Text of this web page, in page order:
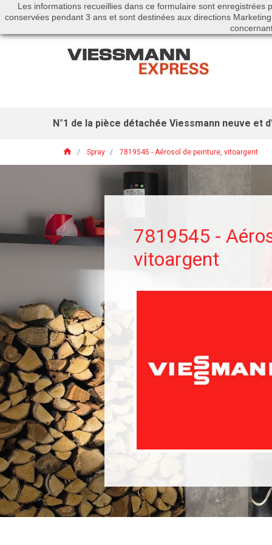
Appelez-nous :01 46 01 51 53
N°1 de la pièce détachée Viessmann neuve et
home Spray 7819545 - Aérosol de peinture, vitoargent
7819545 -
vitoargent
Les informations recueillies dans ce formulaire sont
conservées pendant 3 ans et sont destinées aux directions